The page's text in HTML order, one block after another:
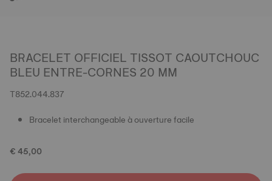
BRACELET OFFICIEL TISSOT CAOUTCHOUC
BLEU ENTRE-CORNES 20 MM
T852.044.837
Bracelet interchangeable à ouverture facile
€ 45,00